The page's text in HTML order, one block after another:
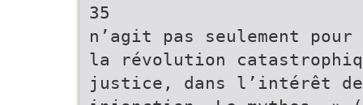
35
n’agit pas seulement
la révolution
justice, dans l’intérêt